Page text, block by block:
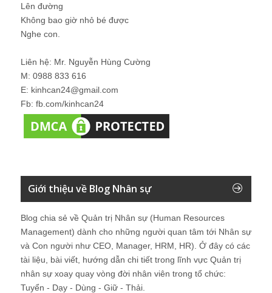
Lên đường
Không bao giờ nhỏ bé được
Nghe con.
Liên hệ: Mr. Nguyễn Hùng Cường
M: 0988 833 616
E: kinhcan24@gmail.com
Fb: fb.com/kinhcan24
Giới thiệu về Blog Nhân sự
Blog chia sẻ về Quản trị Nhân sự (Human Resources
Management) dành cho những người quan tâm tới Nhân sự
và Con người như CEO, Manager, HRM, HR). Ở đây có các
tài liệu, bài viết, hướng dẫn chi tiết trong lĩnh vực Quản trị
nhân sự xoay quay vòng đời nhân viên trong tổ chức:
Tuyển - Dạy - Dùng - Giữ - Thải.